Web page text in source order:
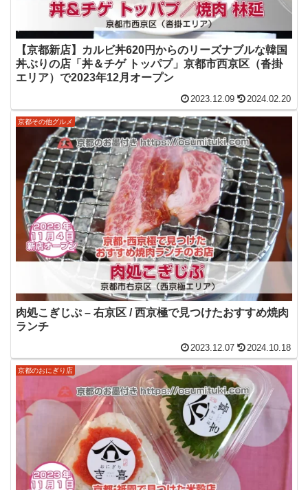
【京都新店】カルビ丼620円からのリーズナブルな韓国
丼ぶりの店「丼＆チゲ トッパプ」京都市西京区（沓掛
エリア）で2023年12月オープン
2023.12.09 2024.02.20
京都その他グルメ
肉処こぎじぷ – 右京区 / 西京極で見つけたおすすめ焼肉
ランチ
2023.12.07 2024.10.18
京都のおにぎり店